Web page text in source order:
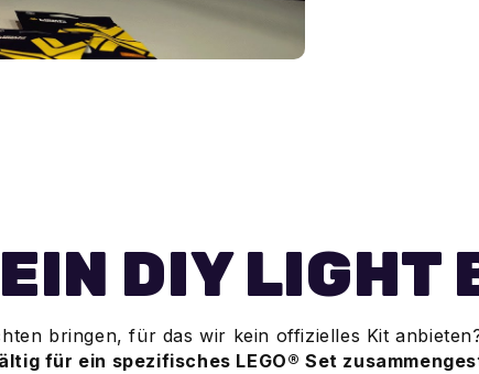
DIY LIGHT
bringen, für das wir kein offizielles Kit
für ein spezifisches LEGO® Set